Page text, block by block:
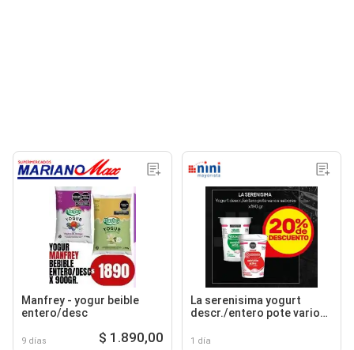
Manfrey - yogur beible
entero/desc
9 días $ 1.890,00
La serenisima yogurt
descr./entero pote varios
1 día